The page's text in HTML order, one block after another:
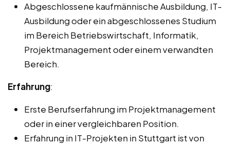
Abgeschlossene kaufmännische Ausbildung, IT-
Ausbildung oder ein abgeschlossenes Studium
im Bereich Betriebswirtschaft, Informatik,
Projektmanagement oder einem verwandten
Bereich.
Erfahrung:
Erste Berufserfahrung im Projektmanagement
oder in einer vergleichbaren Position.
Erfahrung in IT-Projekten in Stuttgart ist von